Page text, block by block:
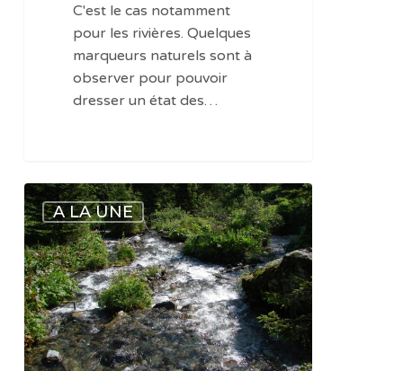
C'est le cas notamment
pour les rivières. Quelques
marqueurs naturels sont à
observer pour pouvoir
dresser un état des…
Une
application
utile
tout
particulièrement
pendant
les
vacances
A LA UNE